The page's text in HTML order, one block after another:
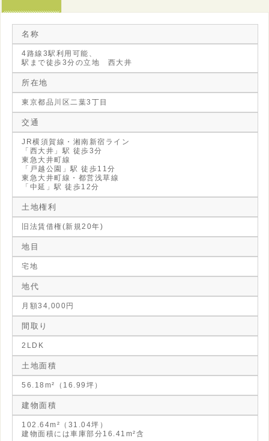
名称
4路線3駅利用可能、
駅まで徒歩3分の立地 西大井
所在地
東京都品川区二葉3丁目
交通
JR横須賀線・湘南新宿ライン
「西大井」駅 徒歩3分
東急大井町線
「戸越公園」駅 徒歩11分
東急大井町線・都営浅草線
「中延」駅 徒歩12分
土地権利
旧法賃借権(新規20年)
地目
宅地
地代
月額34,000円
間取り
2LDK
土地面積
56.18m²（16.99坪）
建物面積
102.64m²（31.04坪）
建物面積には車庫部分16.41m²含